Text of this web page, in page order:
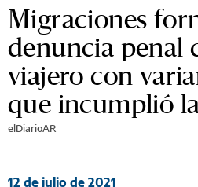
Migraciones
denuncia penal
viajero con
que incumplió
elDiarioAR
12 de julio de 2021